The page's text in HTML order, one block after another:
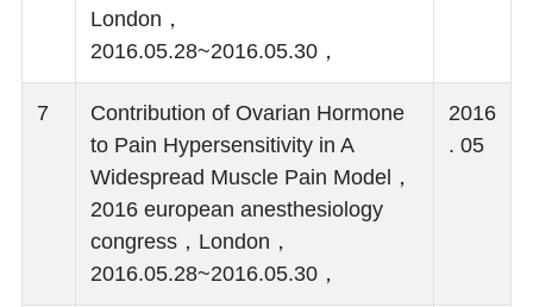
London，
2016.05.28~2016.05.30，
7
Contribution of Ovarian Hormone
to Pain Hypersensitivity in A
Widespread Muscle Pain Model，
2016 european anesthesiology
congress，London，
2016.05.28~2016.05.30，
2016
. 05